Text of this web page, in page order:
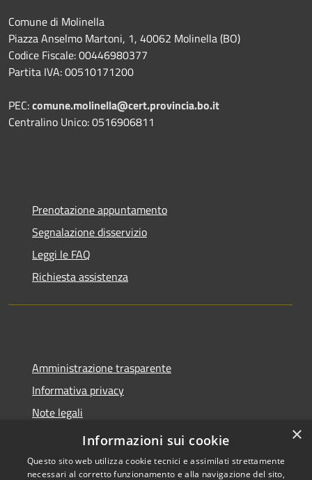
Comune di Molinella
Piazza Anselmo Martoni, 1, 40062 Molinella (BO)
Codice Fiscale: 00446980377
Partita IVA: 00510171200
PEC:comune.molinella@cert.provincia.bo.it
Centralino Unico: 0516906811
Prenotazione appuntamento
Segnalazione disservizio
Leggi le FAQ
Richiesta assistenza
Amministrazione trasparente
Informativa privacy
Note legali
Dichiarazione di accessibilità
×
Informazioni sui cookie
Questo sito web utilizza cookie tecnici e assimilati strettamente
necessari al corretto funzionamento e alla navigazione del sito,